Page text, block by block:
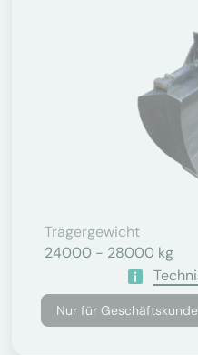
Trägergewicht
24000 - 28000 kg
Nur für